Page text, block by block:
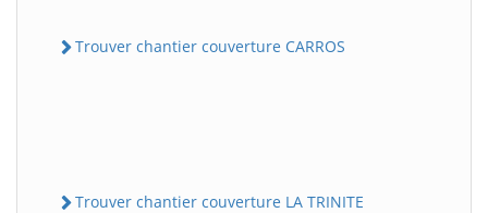
Trouver chantier couverture CARROS
Trouver chantier couverture LA TRINITE